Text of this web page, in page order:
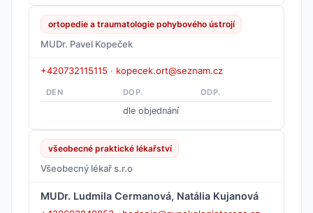
ortopedie a traumatologie pohybového ústrojí
MUDr. Pavel Kopeček
+420732115115 · kopecek.ort@seznam.cz
DEN DOP. ODP.
dle objednání
všeobecné praktické lékařství
Všeobecný lékař s.r.o
MUDr. Ludmila Cermanová, Natália Kujanová